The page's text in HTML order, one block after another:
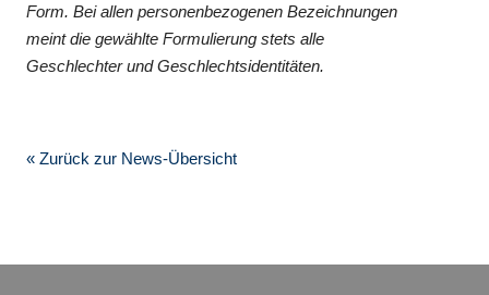
Form. Bei allen personenbezogenen Bezeichnungen
meint die gewählte Formulierung stets alle
Geschlechter und Geschlechtsidentitäten.
« Zurück zur News-Übersicht